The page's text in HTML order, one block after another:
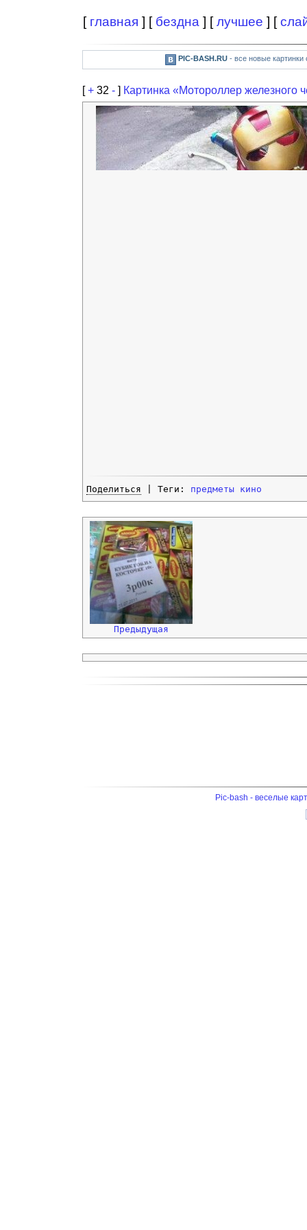
[ главная ] [ бездна ] [лучшее ] [
PIC-BASH.RU- все новые картинки
[+ 32 - ] Картинка «Мотороллер железного
Поделиться | Теги: предметы кино
Предыдущая
Pic-bash - веселые